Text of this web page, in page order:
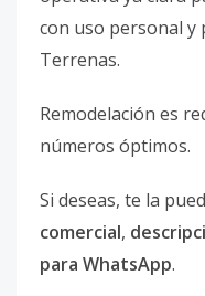
con uso personal y
Terrenas.
Remodelación es
números óptimos.
Si deseas, te la
comercial,
para WhatsApp.